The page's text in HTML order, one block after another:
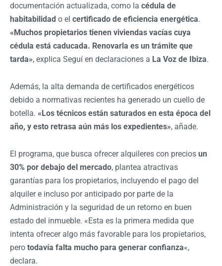
documentación actualizada, como la cédula de
habitabilidad o el certificado de eficiencia energética.
«Muchos propietarios tienen viviendas vacías cuya
cédula está caducada. Renovarla es un trámite que
tarda», explica Seguí en declaraciones a La Voz de Ibiza.
Además, la alta demanda de certificados energéticos
debido a normativas recientes ha generado un cuello de
botella. «Los técnicos están saturados en esta época del
año, y esto retrasa aún más los expedientes», añade.
El programa, que busca ofrecer alquileres con precios un
30% por debajo del mercado, plantea atractivas
garantías para los propietarios, incluyendo el pago del
alquiler e incluso por anticipado por parte de la
Administración y la seguridad de un retorno en buen
estado del inmueble. «Esta es la primera medida que
intenta ofrecer algo más favorable para los propietarios,
pero todavía falta mucho para generar confianza«,
declara.